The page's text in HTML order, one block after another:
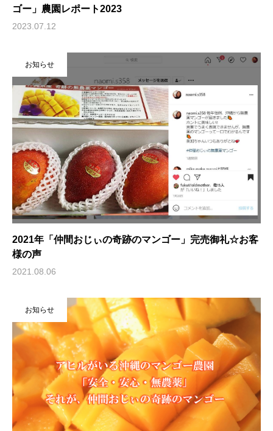
ゴー」農園レポート2023
2023.07.12
2021年「仲間おじぃの奇跡のマンゴー」完売御礼☆お客
様の声
2021.08.06
お知らせ
お知らせ